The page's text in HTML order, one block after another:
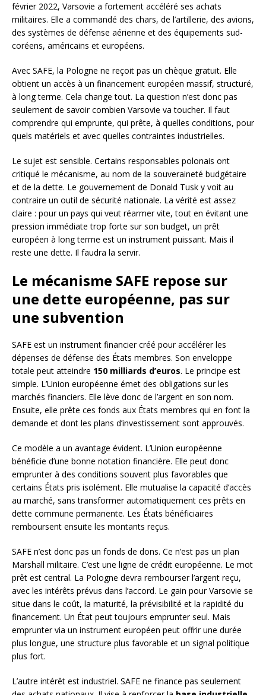
février 2022, Varsovie a fortement accéléré ses achats
militaires. Elle a commandé des chars, de l’artillerie, des avions,
des systèmes de défense aérienne et des équipements sud-
coréens, américains et européens.
Avec SAFE, la Pologne ne reçoit pas un chèque gratuit. Elle
obtient un accès à un financement européen massif, structuré,
à long terme. Cela change tout. La question n’est donc pas
seulement de savoir combien Varsovie va toucher. Il faut
comprendre qui emprunte, qui prête, à quelles conditions, pour
quels matériels et avec quelles contraintes industrielles.
Le sujet est sensible. Certains responsables polonais ont
critiqué le mécanisme, au nom de la souveraineté budgétaire
et de la dette. Le gouvernement de Donald Tusk y voit au
contraire un outil de sécurité nationale. La vérité est assez
claire : pour un pays qui veut réarmer vite, tout en évitant une
pression immédiate trop forte sur son budget, un prêt
européen à long terme est un instrument puissant. Mais il
reste une dette. Il faudra la servir.
Le mécanisme SAFE repose sur
une dette européenne, pas sur
une subvention
SAFE est un instrument financier créé pour accélérer les
dépenses de défense des États membres. Son enveloppe
totale peut atteindre 150 milliards d’euros. Le principe est
simple. L’Union européenne émet des obligations sur les
marchés financiers. Elle lève donc de l’argent en son nom.
Ensuite, elle prête ces fonds aux États membres qui en font la
demande et dont les plans d’investissement sont approuvés.
Ce modèle a un avantage évident. L’Union européenne
bénéficie d’une bonne notation financière. Elle peut donc
emprunter à des conditions souvent plus favorables que
certains États pris isolément. Elle mutualise la capacité d’accès
au marché, sans transformer automatiquement ces prêts en
dette commune permanente. Les États bénéficiaires
remboursent ensuite les montants reçus.
SAFE n’est donc pas un fonds de dons. Ce n’est pas un plan
Marshall militaire. C’est une ligne de crédit européenne. Le mot
prêt est central. La Pologne devra rembourser l’argent reçu,
avec les intérêts prévus dans l’accord. Le gain pour Varsovie se
situe dans le coût, la maturité, la prévisibilité et la rapidité du
financement. Un État peut toujours emprunter seul. Mais
emprunter via un instrument européen peut offrir une durée
plus longue, une structure plus favorable et un signal politique
plus fort.
L’autre intérêt est industriel. SAFE ne finance pas seulement